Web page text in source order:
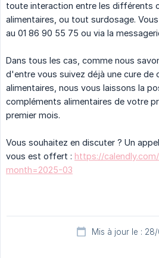
toute interaction entre les différents
alimentaires, ou tout surdosage.
au 01 86 90 55 75 ou via la
Dans tous les cas, comme nous
d'entre vous suivez déjà une cure de
alimentaires, nous vous laissons la
compléments alimentaires de votre
premier mois.
Vous souhaitez en discuter ? Un
vous est offert : https://
month=2025-03
Mis à jour le :